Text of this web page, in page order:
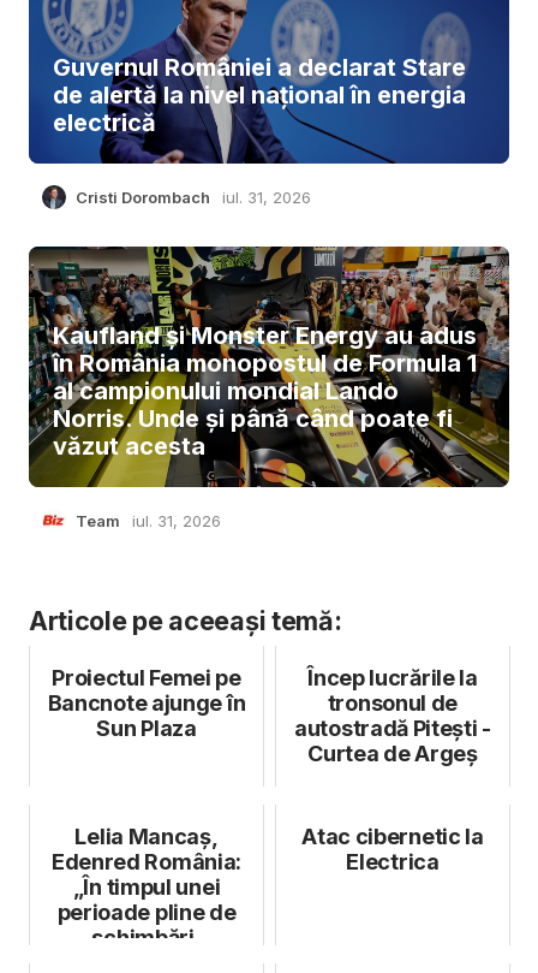
Guvernul României a declarat Stare
de alertă la nivel național în energia
electrică
Cristi Dorombach iul. 31, 2026
Kaufland și Monster Energy au adus
în România monopostul de Formula 1
al campionului mondial Lando
Norris. Unde și până când poate fi
văzut acesta
Team iul. 31, 2026
Articole pe aceeași temă:
Proiectul Femei pe
Bancnote ajunge în
Sun Plaza
Încep lucrările la
tronsonul de
autostradă Pitești -
Curtea de Argeș
Lelia Mancaș,
Edenred România:
„În timpul unei
perioade pline de
schimbări,
Atac cibernetic la
Electrica